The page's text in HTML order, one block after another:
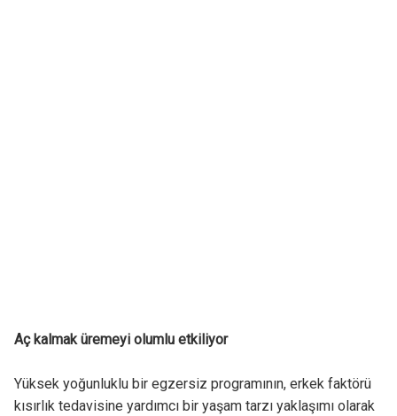
Aç kalmak üremeyi olumlu etkiliyor
Yüksek yoğunluklu bir egzersiz programının, erkek faktörü
kısırlık tedavisine yardımcı bir yaşam tarzı yaklaşımı olarak